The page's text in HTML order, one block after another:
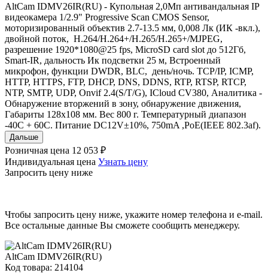
AltCam IDMV26IR(RU) - Купольная 2,0Мп антивандальная IP
видеокамера 1/2.9" Progressive Scan CMOS Sensor,
моторизированный объектив 2.7-13.5 мм, 0,008 Лк (ИК -вкл.),
двойной поток, H.264/H.264+/H.265/H.265+/MJPEG,
разрешение 1920*1080@25 fps, MicroSD card slot до 512Гб,
Smart-IR, дальность Ик подсветки 25 м, Встроенный
микрофон, функции DWDR, BLC, день/ночь. TCP/IP, ICMP,
HTTP, HTTPS, FTP, DHCP, DNS, DDNS, RTP, RTSP, RTCP,
NTP, SMTP, UDP, Onvif 2.4(S/T/G), ICloud CV380, Аналитика -
Обнаружение вторжений в зону, обнаружение движения,
Габариты 128x108 мм. Вес 800 г. Температурный диапазон
-40С + 60С. Питание DC12V±10%, 750mA ,PoE(IEEE 802.3af).
Дальше
Розничная цена 12 053 ₽
Индивидуальная цена Узнать цену
Запросить цену ниже
Чтобы запросить цену ниже, укажите номер телефона и e-mail.
Все остальные данные Вы сможете сообщить менеджеру.
AltCam IDMV26IR(RU)
Код товара: 214104